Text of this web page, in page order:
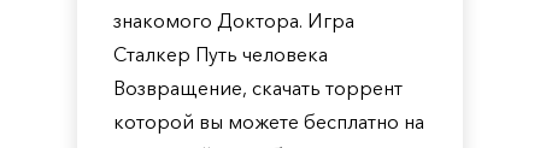
знакомого Доктора. Игра
Сталкер Путь человека
Возвращение, скачать торрент
которой вы можете бесплатно на